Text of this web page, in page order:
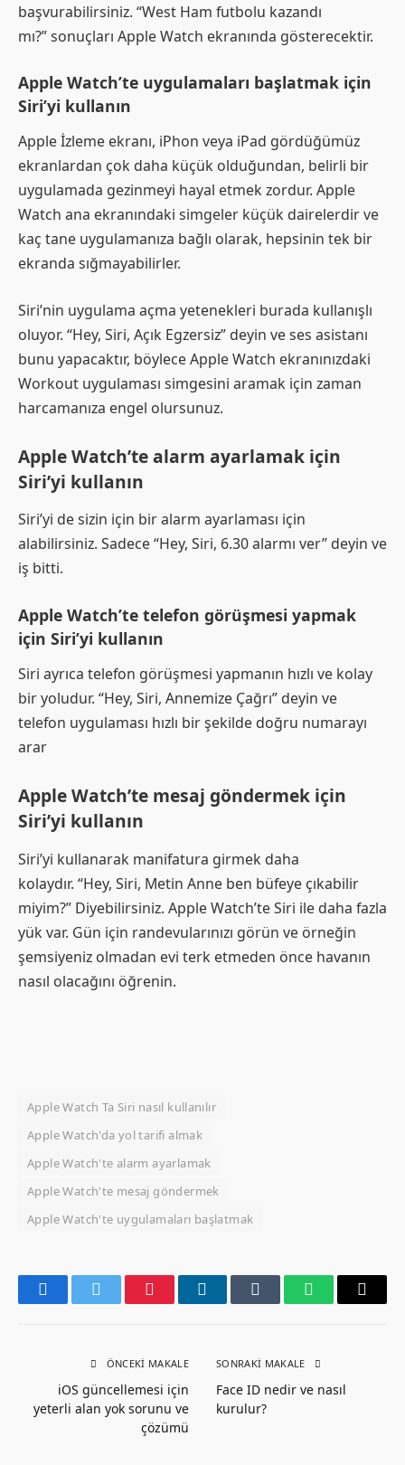
başvurabilirsiniz. “West Ham futbolu kazandı
mı?” sonuçları Apple Watch ekranında gösterecektir.
Apple Watch’te uygulamaları başlatmak için
Siri’yi kullanın
Apple İzleme ekranı, iPhon veya iPad gördüğümüz
ekranlardan çok daha küçük olduğundan, belirli bir
uygulamada gezinmeyi hayal etmek zordur. Apple
Watch ana ekranındaki simgeler küçük dairelerdir ve
kaç tane uygulamanıza bağlı olarak, hepsinin tek bir
ekranda sığmayabilirler.
Siri’nin uygulama açma yetenekleri burada kullanışlı
oluyor. “Hey, Siri, Açık Egzersiz” deyin ve ses asistanı
bunu yapacaktır, böylece Apple Watch ekranınızdaki
Workout uygulaması simgesini aramak için zaman
harcamanıza engel olursunuz.
Apple Watch’te alarm ayarlamak için
Siri’yi kullanın
Siri’yi de sizin için bir alarm ayarlaması için
alabilirsiniz. Sadece “Hey, Siri, 6.30 alarmı ver” deyin ve
iş bitti.
Apple Watch’te telefon görüşmesi yapmak
için Siri’yi kullanın
Siri ayrıca telefon görüşmesi yapmanın hızlı ve kolay
bir yoludur. “Hey, Siri, Annemize Çağrı” deyin ve
telefon uygulaması hızlı bir şekilde doğru numarayı
arar
Apple Watch’te mesaj göndermek için
Siri’yi kullanın
Siri’yi kullanarak manifatura girmek daha
kolaydır. “Hey, Siri, Metin Anne ben büfeye çıkabilir
miyim?” Diyebilirsiniz. Apple Watch’te Siri ile daha fazla
yük var. Gün için randevularınızı görün ve örneğin
şemsiyeniz olmadan evi terk etmeden önce havanın
nasıl olacağını öğrenin.
Apple Watch Ta Siri nasıl kullanılır
Apple Watch'da yol tarifi almak
Apple Watch'te alarm ayarlamak
Apple Watch'te mesaj göndermek
Apple Watch'te uygulamaları başlatmak
FacebookTwitter PinterestLinkedInTumblr WhatsAppEmail
ÖNCEKI MAKALE
iOS güncellemesi için
yeterli alan yok sorunu ve
çözümü
SONRAKI MAKALE
Face ID nedir ve nasıl
kurulur?